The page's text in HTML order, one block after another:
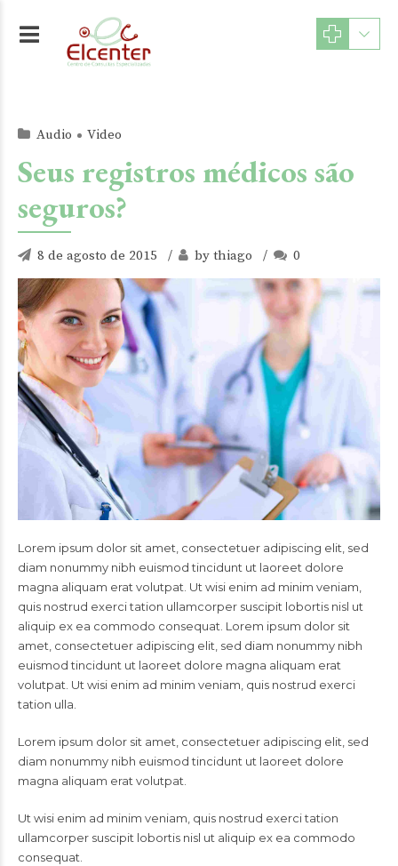
Audio Video
Seus registros médicos são
seguros?
8 de agosto de 2015 by thiago 0
Lorem ipsum dolor sit amet, consectetuer adipiscing elit, sed
diam nonummy nibh euismod tincidunt ut laoreet dolore
magna aliquam erat volutpat. Ut wisi enim ad minim veniam,
quis nostrud exerci tation ullamcorper suscipit lobortis nisl ut
aliquip ex ea commodo consequat. Lorem ipsum dolor sit
amet, consectetuer adipiscing elit, sed diam nonummy nibh
euismod tincidunt ut laoreet dolore magna aliquam erat
volutpat. Ut wisi enim ad minim veniam, quis nostrud exerci
tation ulla.
Lorem ipsum dolor sit amet, consectetuer adipiscing elit, sed
diam nonummy nibh euismod tincidunt ut laoreet dolore
magna aliquam erat volutpat.
Ut wisi enim ad minim veniam, quis nostrud exerci tation
ullamcorper suscipit lobortis nisl ut aliquip ex ea commodo
consequat.